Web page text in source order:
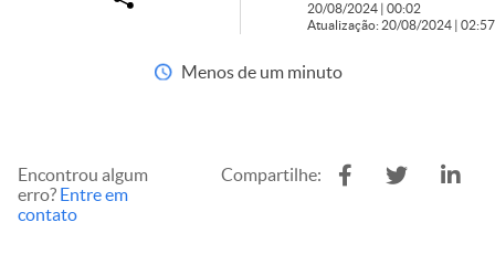
20/08/2024 | 00:02
Atualização: 20/08/2024 | 02:57
Menos de um minuto
Encontrou algum
erro? Entre em
contato
Compartilhe: